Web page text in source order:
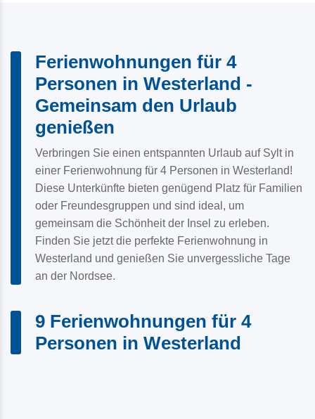
Ferienwohnungen für 4
Personen in Westerland -
Gemeinsam den Urlaub
genießen
Verbringen Sie einen entspannten Urlaub auf Sylt in
einer Ferienwohnung für 4 Personen in Westerland!
Diese Unterkünfte bieten genügend Platz für Familien
oder Freundesgruppen und sind ideal, um
gemeinsam die Schönheit der Insel zu erleben.
Finden Sie jetzt die perfekte Ferienwohnung in
Westerland und genießen Sie unvergessliche Tage
an der Nordsee.
9 Ferienwohnungen für 4
Personen in Westerland